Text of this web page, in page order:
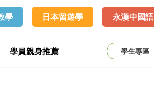
學 日本留遊學 永漢中國語
學員親身推薦 學生專區